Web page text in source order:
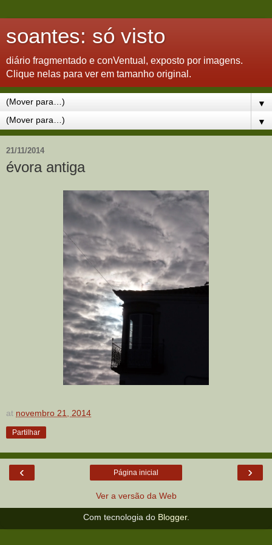
soantes: só visto
diário fragmentado e conVentual, exposto por imagens.
Clique nelas para ver em tamanho original.
▼
▼
21/11/2014
évora antiga
at novembro 21, 2014
Partilhar
‹ ›
Página inicial
Ver a versão da Web
Com tecnologia do Blogger.